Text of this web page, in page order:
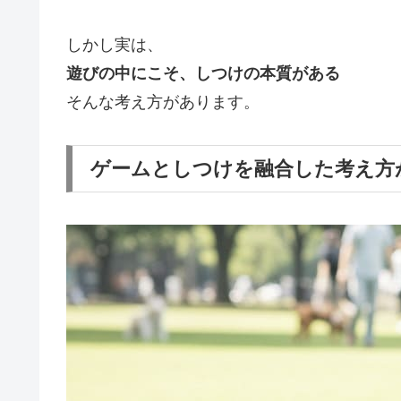
しかし実は、
遊びの中にこそ、しつけの本質がある
そんな考え方があります。
ゲームとしつけを融合した考え方